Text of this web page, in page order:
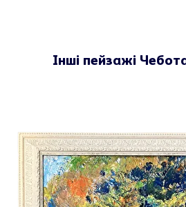
Інші пейзажі